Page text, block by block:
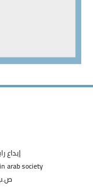
إبداع
arab society
ص.ب: 1099 كفر